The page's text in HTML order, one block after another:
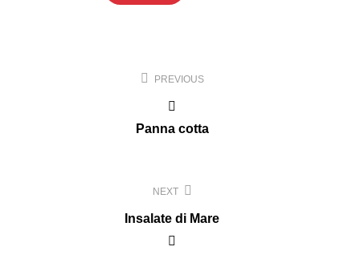
Beitragsnavigation
PREVIOUS
Panna cotta
NEXT
Insalate di Mare